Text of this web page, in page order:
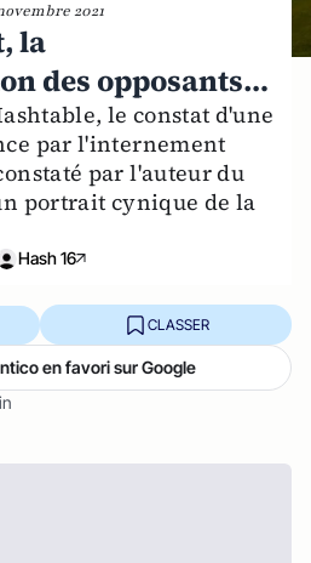
2021
la
des opposants…
le constat d'une
par l'internement
par l'auteur du
portrait cynique de la
Hash 16
CLASSER
en favori sur Google